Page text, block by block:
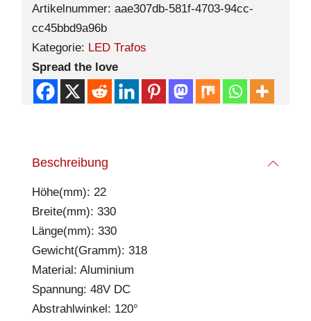
Artikelnummer: aae307db-581f-4703-94cc-
cc45bbd9a96b
Kategorie: LED Trafos
Spread the love
Beschreibung
Höhe(mm): 22
Breite(mm): 330
Länge(mm): 330
Gewicht(Gramm): 318
Material: Aluminium
Spannung: 48V DC
Abstrahlwinkel: 120°